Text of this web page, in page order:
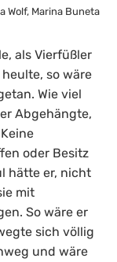
Wolf, Marina Buneta
als Vierfüßler
so wäre
Wie viel
Abgehängte,
oder Besitz
hätte er, nicht
mit
So wäre er
sich völlig
und wäre